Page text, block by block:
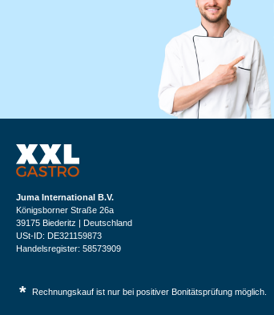
Juma International B.V.
Königsborner Straße 26a
39175 Biederitz | Deutschland
USt-ID: DE321159873
Handelsregister: 58573909
* Rechnungskauf ist nur bei positiver Bonitätsprüfung möglich.